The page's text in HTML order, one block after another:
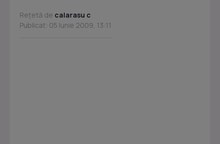
Rețetă de calarasu c
Publicat: 05 Iunie 2009, 13:11